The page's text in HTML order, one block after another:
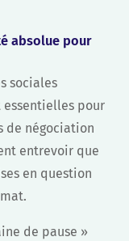
absolue pour
sociales
pour
de négociation
entrevoir que
en question
de pause »